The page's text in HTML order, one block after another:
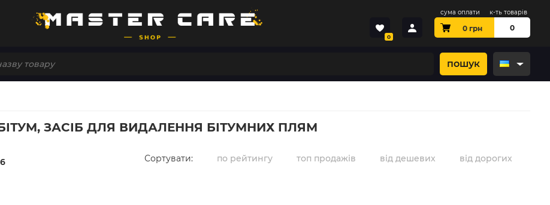
0
сума оплати к-ть товарів
0 грн 0
пошук
ЗАСІБ ДЛЯ ВИДАЛЕННЯ БІТУМНИХ ПЛЯМ
Сортувати: по рейтингу топ продажів від дешевих від дорогих